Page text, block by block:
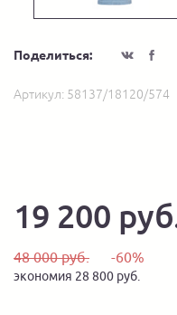
Поделиться:
Артикул: 58137/18120/574
19 200
48 000 руб. -60%
экономия 28 800 руб.